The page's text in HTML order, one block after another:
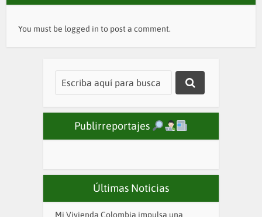
You must be logged in to post a comment.
Publirreportajes
Últimas Noticias
Mi Vivienda Colombia impulsa una